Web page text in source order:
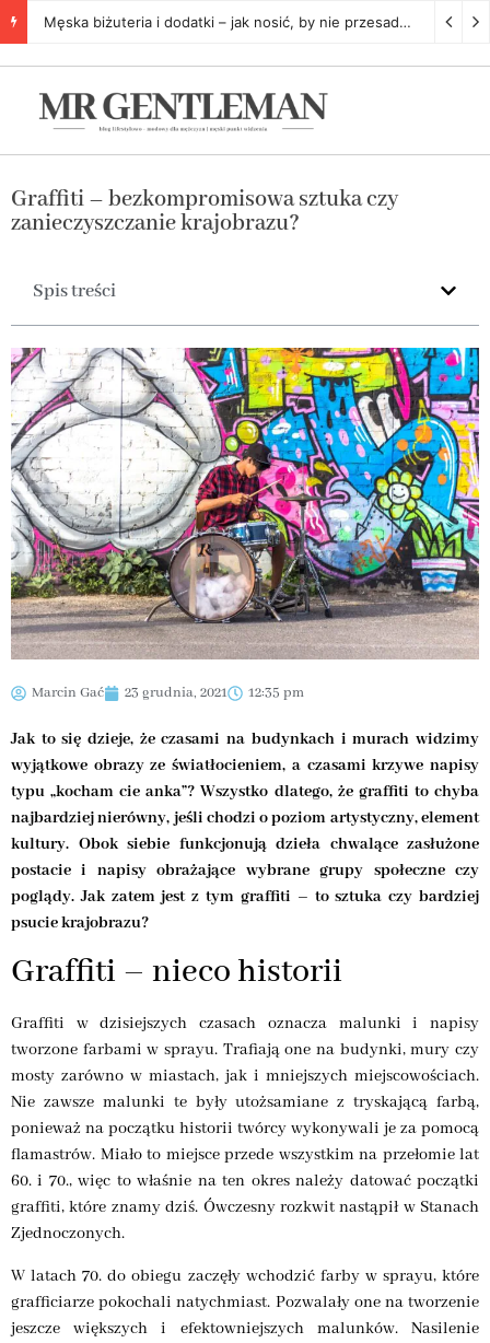
Męska biżuteria i dodatki – jak nosić, by nie przesadzić 5
Graffiti – bezkompromisowa sztuka czy
zanieczyszczanie krajobrazu?
Spis treści
Marcin Gać 23 grudnia, 2021 12:35 pm
Jak to się dzieje, że czasami na budynkach i murach widzimy
wyjątkowe obrazy ze światłocieniem, a czasami krzywe napisy
typu „kocham cie anka”? Wszystko dlatego, że graffiti to chyba
najbardziej nierówny, jeśli chodzi o poziom artystyczny, element
kultury. Obok siebie funkcjonują dzieła chwalące zasłużone
postacie i napisy obrażające wybrane grupy społeczne czy
poglądy. Jak zatem jest z tym graffiti – to sztuka czy bardziej
psucie krajobrazu?
Graffiti – nieco historii
Graffiti w dzisiejszych czasach oznacza malunki i napisy
tworzone farbami w sprayu. Trafiają one na budynki, mury czy
mosty zarówno w miastach, jak i mniejszych miejscowościach.
Nie zawsze malunki te były utożsamiane z tryskającą farbą,
ponieważ na początku historii twórcy wykonywali je za pomocą
flamastrów. Miało to miejsce przede wszystkim na przełomie lat
60. i 70., więc to właśnie na ten okres należy datować początki
graffiti, które znamy dziś. Ówczesny rozkwit nastąpił w Stanach
Zjednoczonych.
W latach 70. do obiegu zaczęły wchodzić farby w sprayu, które
grafficiarze pokochali natychmiast. Pozwalały one na tworzenie
jeszcze większych i efektowniejszych malunków. Nasilenie